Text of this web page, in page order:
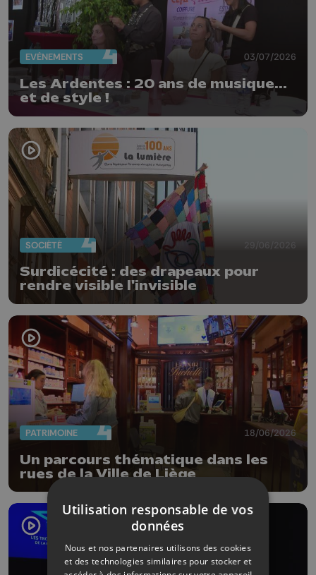
EVÈNEMENTS 03/07/2026
Les Ardentes : 20 ans de musique...
et de style !
SOCIÉTÉ 29/06/2026
Surdicécité : des drapeaux pour
rendre visible l'invisible
PATRIMOINE 18/06/2026
Un parcours thématique dans les
rues de la Ville de Liège
Utilisation responsable de vos
données
Nous et nos partenaires utilisons des cookies
et des technologies similaires pour stocker et